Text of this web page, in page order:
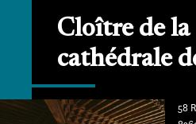
Cloître de la
cathédrale
58